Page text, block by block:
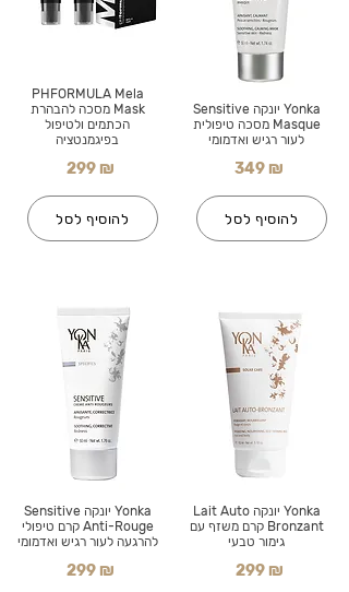
PHFORMULA Mela
Mask מסכה להבהרת
הכתמים ולטיפול
בפיגמנטציה
299 ₪
להוסיף לסל
Yonka יונקה Sensitive
Anti-Rouge קרם טיפולי
להרגעה לעור רגיש ואדמומי
299 ₪
Yonka יונקה Sensitive
Masque מסכה טיפולית
לעור רגיש ואדמומי
349 ₪
להוסיף לסל
Yonka יונקה Lait Auto
Bronzant קרם משזף עם
גימור טבעי
299 ₪